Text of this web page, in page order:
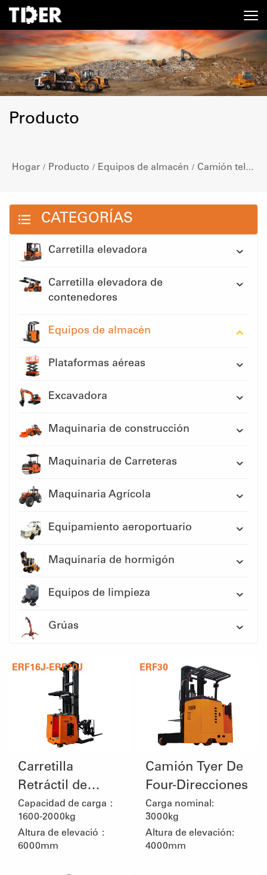
Producto
Hogar / Producto / Equipos de almacén / Camión telescópico
CATEGORÍAS
Carretilla elevadora
Carretilla elevadora de
contenedores
Equipos de almacén
Plataformas aéreas
Excavadora
Maquinaria de construcción
Maquinaria de Carreteras
Maquinaria Agrícola
Equipamiento aeroportuario
Maquinaria de hormigón
Equipos de limpieza
Grúas
ERF16J-ERF20J
Carretilla
Retráctil de
Doble Tijera
Capacidad de carga：
1600-2000kg
Altura de elevació：
6000mm
ERF30
Camión Tyer De
Four-Direcciones
Carga nominal:
3000kg
Altura de elevación:
4000mm